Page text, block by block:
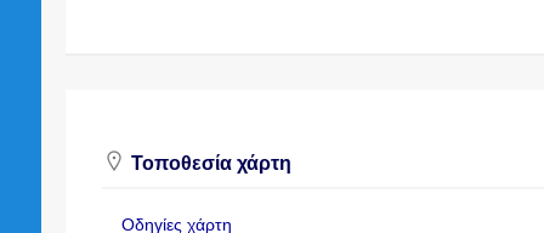
Τοποθεσία χάρτη
Οδηγίες χάρτη